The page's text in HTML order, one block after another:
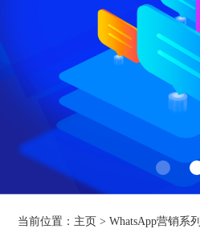
当前位置： 主页 >WhatsApp营销系列